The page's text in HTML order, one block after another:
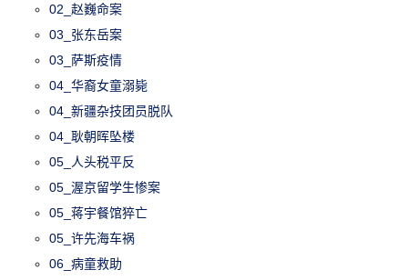
02_赵巍命案
03_张东岳案
03_萨斯疫情
04_华裔女童溺毙
04_新疆杂技团员脱队
04_耿朝晖坠楼
05_人头税平反
05_渥京留学生惨案
05_蒋宇餐馆猝亡
05_许先海车祸
06_病童救助